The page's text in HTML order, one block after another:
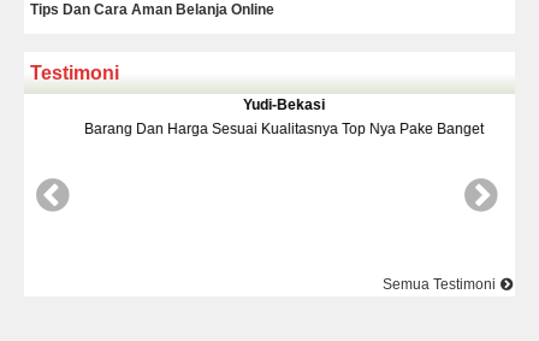
Tips Dan Cara Aman Belanja Online
Testimoni
Yudi-Bekasi
Barang Dan Harga Sesuai Kualitasnya Top Nya Pake Banget
Semua Testimoni